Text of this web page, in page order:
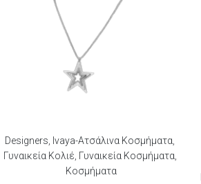
Designers Ivaya-Ατσάλινα Κοσμήματα
Γυναικεία Κολιέ Γυναικεία Κοσμήματα
Κοσμήματα